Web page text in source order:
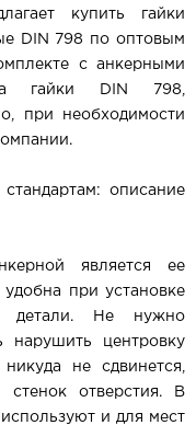
купить гайки
DIN 798
по оптовым
с анкерными
гайки DIN 798,
при необходимости
стандартам: описание
является ее
при установке
детали. Не нужно
нарушить центровку
не сдвинется,
стенок отверстия. В
и для мест